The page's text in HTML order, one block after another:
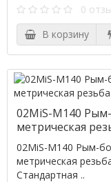
0
В корзину
02MiS-M140
метрическая
02MiS-M140 Рым-
метрическая
Стандартная ..